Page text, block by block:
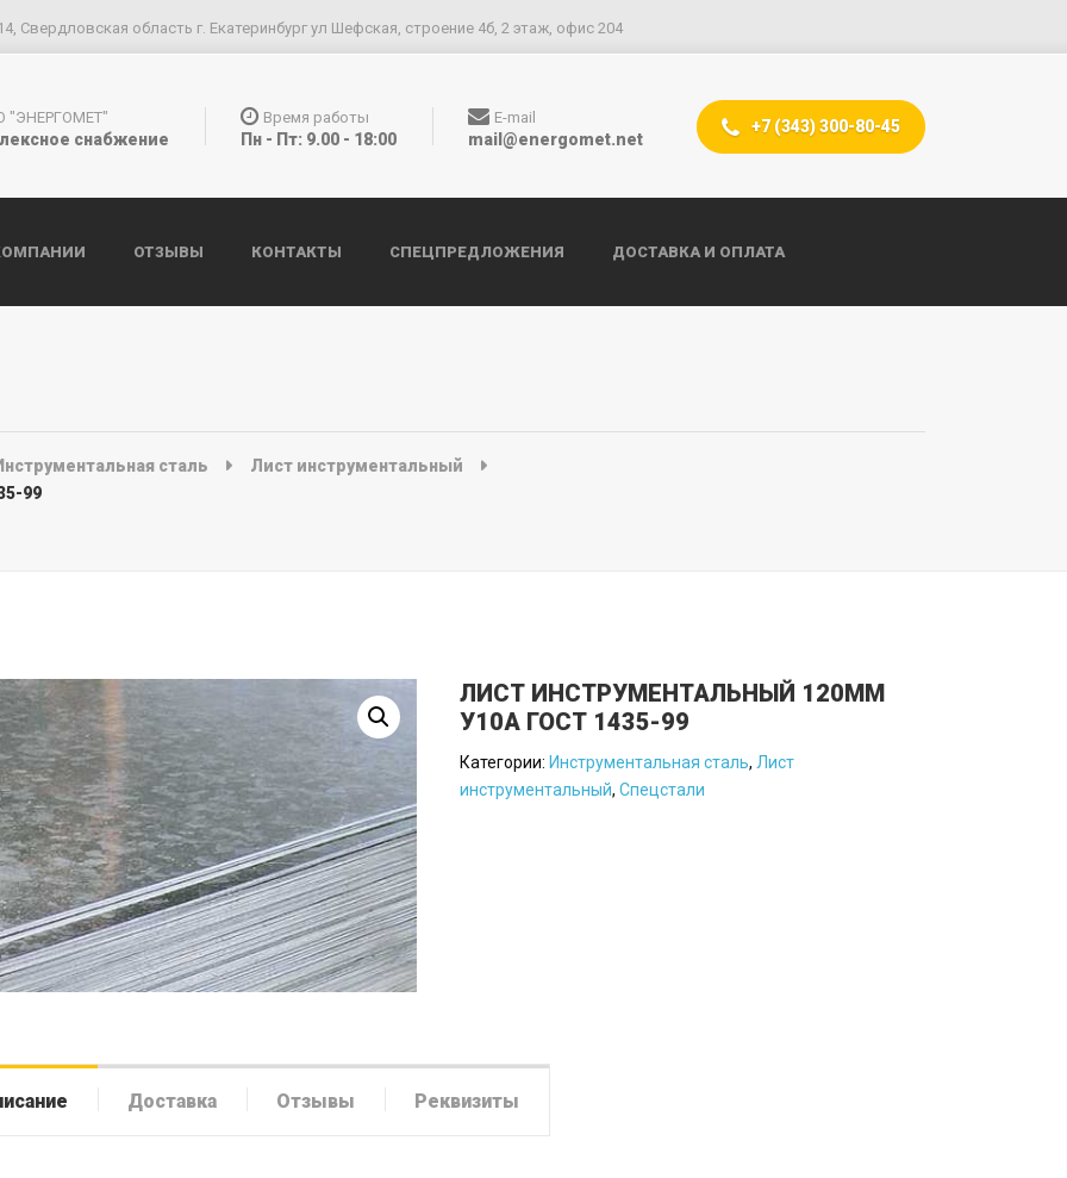
Свердловская область г. Екатеринбург ул Шефская, строение 4б, 2 этаж, офис 204
ОТЗЫВЫ КОНТАКТЫ СПЕЦПРЕДЛОЖЕНИЯ ДОСТАВКА И ОПЛАТА
"ЭНЕРГОМЕТ"
снабжение
Время работы
Пн - Пт: 9.00 - 18:00
E-mail
mail@energomet.net
+7 (343) 300-80-45
сталь
Лист инструментальный
99
ЛИСТ ИНСТРУМЕНТАЛЬНЫЙ 120ММ
У10А ГОСТ 1435-99
Категории: Инструментальная сталь, Лист
инструментальный, Спецстали
Доставка Отзывы Реквизиты